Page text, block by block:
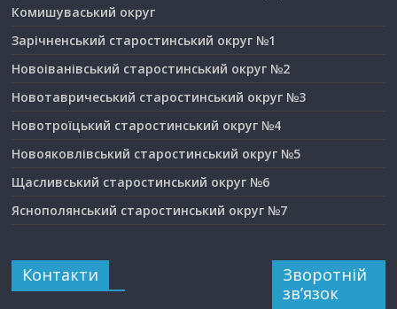
Комишуваський округ
Зарічненський старостинський округ №1
Новоіванівський старостинський округ №2
Новотавричеський старостинський округ №3
Новотроїцький старостинський округ №4
Новояковлівський старостинський округ №5
Щасливський старостинський округ №6
Яснополянський старостинський округ №7
Контакти
Зворотній
зв’язок